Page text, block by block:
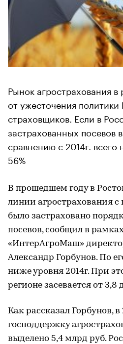
Рынок агрострахования в
от ужесточения
страховщиков. Если в
застрахованных посевов
сравнению с 2014г. всего
56%
В прошедшем году в
линии агрострахования
было застраховано
посевов, сообщил в
«ИнтерАгроМаш»
Александр Горбунов. По
ниже уровня 2014г. При
регионе засевается от 3,8
Как рассказал Горбунов, в
господдержку
выделено 5,4 млрд руб.